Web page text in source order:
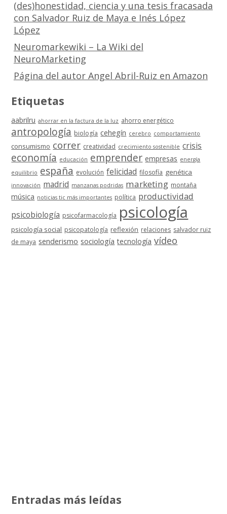
(des)honestidad, ciencia y una tesis fracasada
con Salvador Ruiz de Maya e Inés López
López
Neuromarkewiki – La Wiki del
NeuroMarketing
Página del autor Angel Abril-Ruiz en Amazon
Etiquetas
aabrilru ahorrar en la factura de la luz ahorro energético
antropología biología cehegín cerebro comportamiento
consumismo correr creatividad crecimiento sostenible crisis
economía educación emprender empresas energía
equilibrio españa evolución felicidad filosofía genética
innovación madrid manzanas podridas marketing montaña
música noticias tic más importantes política productividad
psicobiología psicofarmacología psicología
psicología social psicopatología reflexión relaciones salvador ruiz
de maya senderismo sociología tecnología vídeo
Entradas más leídas